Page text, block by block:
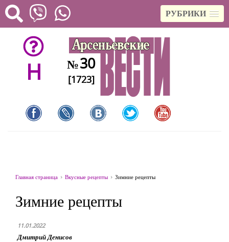
РУБРИКИ
H №30
[1723]
Главная страница Вкусные рецепты Зимние рецепты
Зимние рецепты
11.01.2022
Дмитрий Денисов